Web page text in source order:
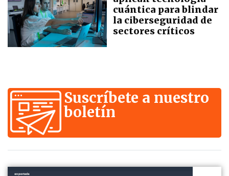
cuántica para blindar
la ciberseguridad de
sectores críticos
Suscríbete a nuestro
boletín